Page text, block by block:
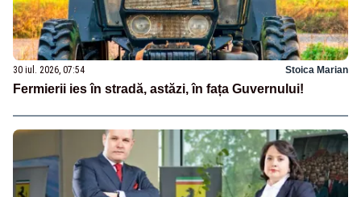
30 iul. 2026, 07:54 Stoica Marian
Fermierii ies în stradă, astăzi, în fața Guvernului!